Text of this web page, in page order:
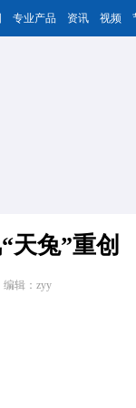
专业产品 资讯 视频
天兔”重创
编辑：zyy